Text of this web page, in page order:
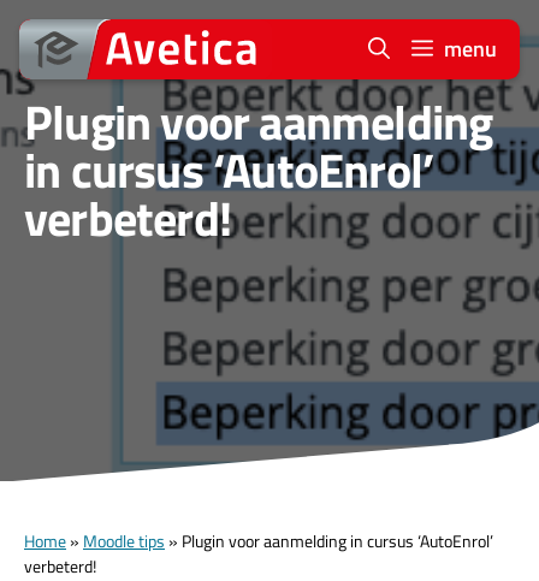
Ga
naar
de
inhoud
menu
Plugin voor aanmelding
in cursus ‘AutoEnrol’
verbeterd!
Home» Moodle tips » Plugin voor aanmelding in cursus ‘AutoEnrol’
verbeterd!